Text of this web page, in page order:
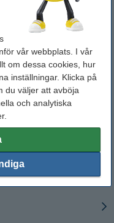
vår webbplats. I vår
om dessa cookies, hur
inställningar. Klicka på
du väljer att avböja
och analytiska